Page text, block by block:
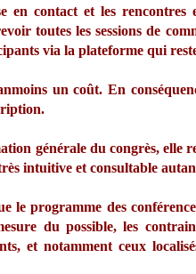
contact et les rencontres
toutes les sessions de
via la plateforme qui
un coût. En
générale du congrès, elle
intuitive et consultable
le programme des
du possible, les
et notamment ceux